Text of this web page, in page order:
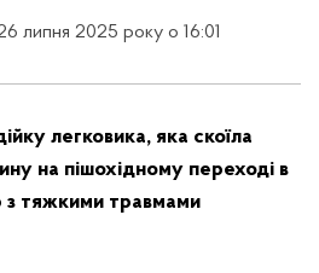
липня 2025 року о 16:01
легковика, яка скоїла
на пішохідному переході в
з тяжкими травмами